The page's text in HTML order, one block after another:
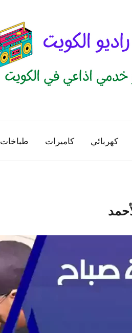
الكويت
منصة
اذاعية
كهربائي كاميرات طباخات